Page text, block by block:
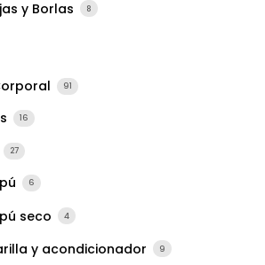
y Borlas 8
91
16
27
6
seco 4
y acondicionador 9